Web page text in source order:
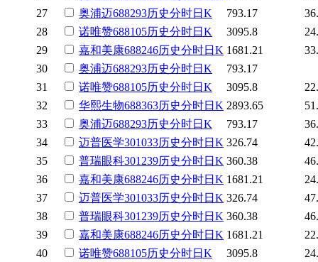
27
奥浦迈688293历史分时日K 793.17
28
诺唯赞688105历史分时日K 3095.8
29
嘉和美康688246历史分时日K 1681.21
30
奥浦迈688293历史分时日K
793.17
31
诺唯赞688105历史分时日K 3095.8
32
华熙生物688363历史分时日K 2893.65
33
奥浦迈688293历史分时日K 793.17
34
迈普医学301033历史分时日K 326.74
35
普瑞眼科301239历史分时日K 360.38
36
嘉和美康688246历史分时日K 1681.21
37
迈普医学301033历史分时日K 326.74
38
普瑞眼科301239历史分时日K 360.38
39
嘉和美康688246历史分时日K 1681.21
40
诺唯赞688105历史分时日K 3095.8